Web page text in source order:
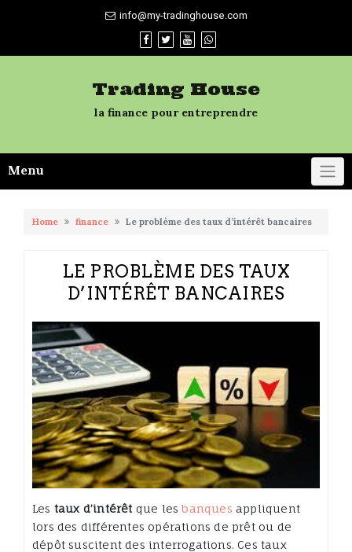
info@my-tradinghouse.com
Trading House
la finance pour entreprendre
Menu
Home finance Le problème des taux d’intérêt bancaires
LE PROBLÈME DES TAUX
D’INTÉRÊT BANCAIRES
Les taux d’intérêt que lesbanques appliquent
lors des différentes opérations de prêt ou de
dépôt suscitent des interrogations. Ces taux